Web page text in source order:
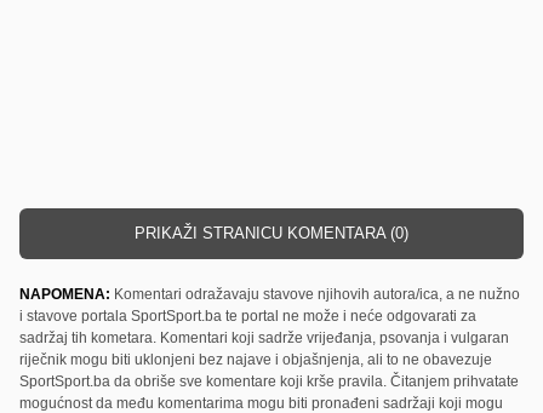
PRIKAŽI STRANICU KOMENTARA (0)
NAPOMENA: Komentari odražavaju stavove njihovih autora/ica, a ne nužno
i stavove portala SportSport.ba te portal ne može i neće odgovarati za
sadržaj tih kometara. Komentari koji sadrže vrijeđanja, psovanja i vulgaran
riječnik mogu biti uklonjeni bez najave i objašnjenja, ali to ne obavezuje
SportSport.ba da obriše sve komentare koji krše pravila. Čitanjem prihvatate
mogućnost da među komentarima mogu biti pronađeni sadržaji koji mogu